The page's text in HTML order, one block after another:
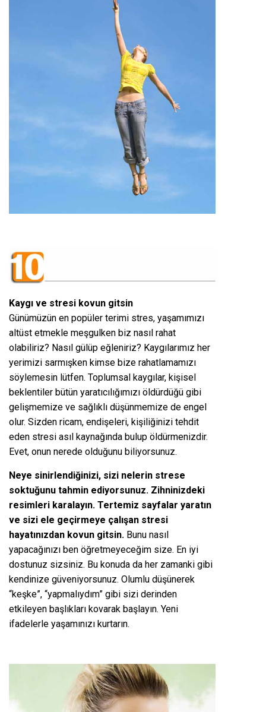
Kaygı ve stresi kovun gitsin
Günümüzün en popüler terimi stres, yaşamımızı
altüst etmekle meşgulken biz nasıl rahat
olabiliriz? Nasıl gülüp eğleniriz? Kaygılarımız her
yerimizi sarmışken kimse bize rahatlamamızı
söylemesin lütfen. Toplumsal kaygılar, kişisel
beklentiler bütün yaratıcılığımızı öldürdüğü gibi
gelişmemize ve sağlıklı düşünmemize de engel
olur. Sizden ricam, endişeleri, kişiliğinizi tehdit
eden stresi asıl kaynağında bulup öldürmenizdir.
Evet, onun nerede olduğunu biliyorsunuz.
Neye sinirlendiğinizi, sizi nelerin strese
soktuğunu tahmin ediyorsunuz. Zihninizdeki
resimleri karalayın. Tertemiz sayfalar yaratın
ve sizi ele geçirmeye çalışan stresi
hayatınızdan kovun gitsin. Bunu nasıl
yapacağınızı ben öğretmeyeceğim size. En iyi
dostunuz sizsiniz. Bu konuda da her zamanki gibi
kendinize güveniyorsunuz. Olumlu düşünerek
“keşke”, “yapmalıydım” gibi sizi derinden
etkileyen başlıkları kovarak başlayın. Yeni
ifadelerle yaşamınızı kurtarın.